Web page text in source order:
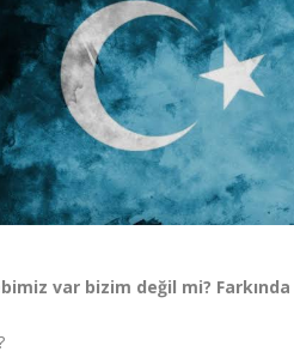
var bizim değil mi?